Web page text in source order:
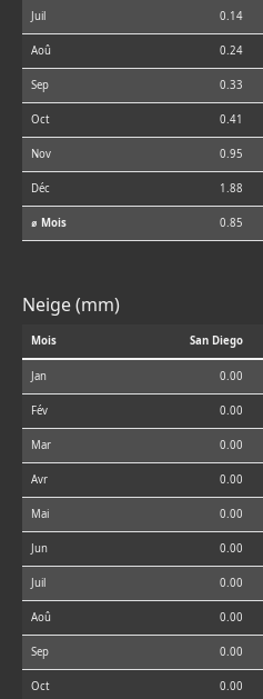
Juil 0.14
Aoû 0.24
Sep 0.33
Oct 0.41
Nov 0.95
Déc 1.88
⌀ Mois 0.85
Neige (mm)
Mois San Diego
Jan 0.00
Fév 0.00
Mar 0.00
Avr 0.00
Mai 0.00
Jun 0.00
Juil 0.00
Aoû 0.00
Sep 0.00
Oct 0.00